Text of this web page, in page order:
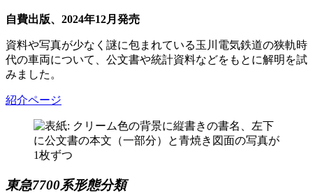
自費出版、2024年12月発売
資料や写真が少なく謎に包まれている玉川電気鉄道の狭軌時
代の車両について、公文書や統計資料などをもとに解明を試
みました。
紹介ページ
東急7700系形態分類